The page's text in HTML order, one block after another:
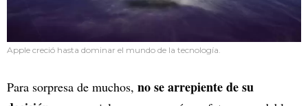
Apple creció hasta dominar el mundo de la tecnología.
Para sorpresa de muchos, no se arrepiente de su